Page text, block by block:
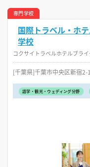
専門学校
国際トラベル・ホ
学校
コクサイトラベルホテルブラ
[千葉県]千葉市中央区新宿2-
語学・観光・ウェディング分野